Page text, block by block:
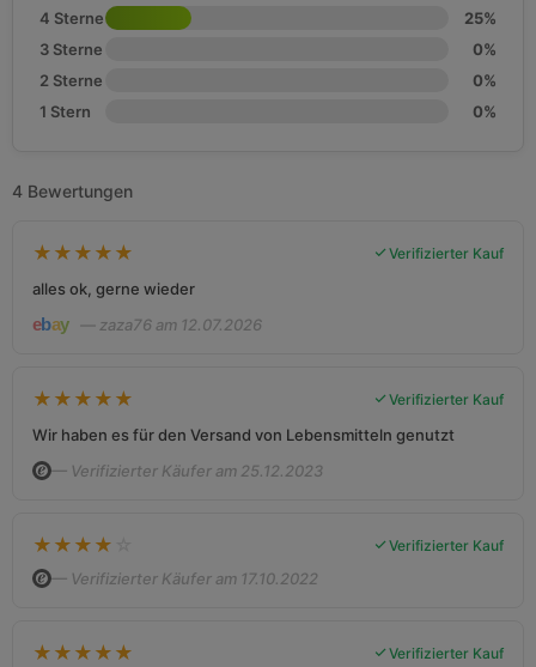
4 Sterne
25%
3 Sterne
0%
2 Sterne
0%
1 Stern
0%
4 Bewertungen
★ ★ ★ ★ ★ Verifizierter Kauf
alles ok, gerne wieder
— zaza76 am 12.07.2026
★ ★ ★ ★ ★ Verifizierter Kauf
Wir haben es für den Versand von Lebensmitteln genutzt
— Verifizierter Käufer am 25.12.2023
★ ★ ★ ★ Verifizierter Kauf
— Verifizierter Käufer am 17.10.2022
★ ★ ★ ★ ★ Verifizierter Kauf